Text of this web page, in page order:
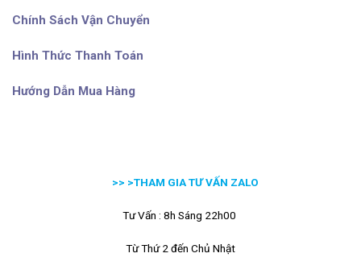
Chính Sách Vận Chuyển
Hình Thức Thanh Toán
Hướng Dẫn Mua Hàng
>> >THAM GIA TƯ VẤN ZALO
Tư Vấn : 8h Sáng 22h00
Từ Thứ 2 đến Chủ Nhật